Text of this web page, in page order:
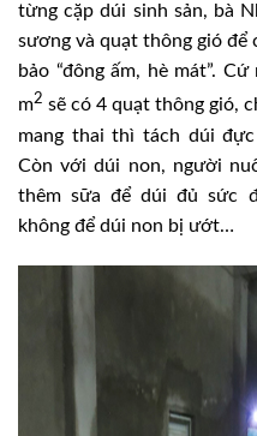
từng cặp dúi sinh sản, bà
sương và quạt thông gió để
bảo “đông ấm, hè mát”.
m2 sẽ có 4 quạt thông gió,
mang thai thì tách dúi
Còn với dúi non, người
thêm sữa để dúi đủ sức
không để dúi non bị ướt…